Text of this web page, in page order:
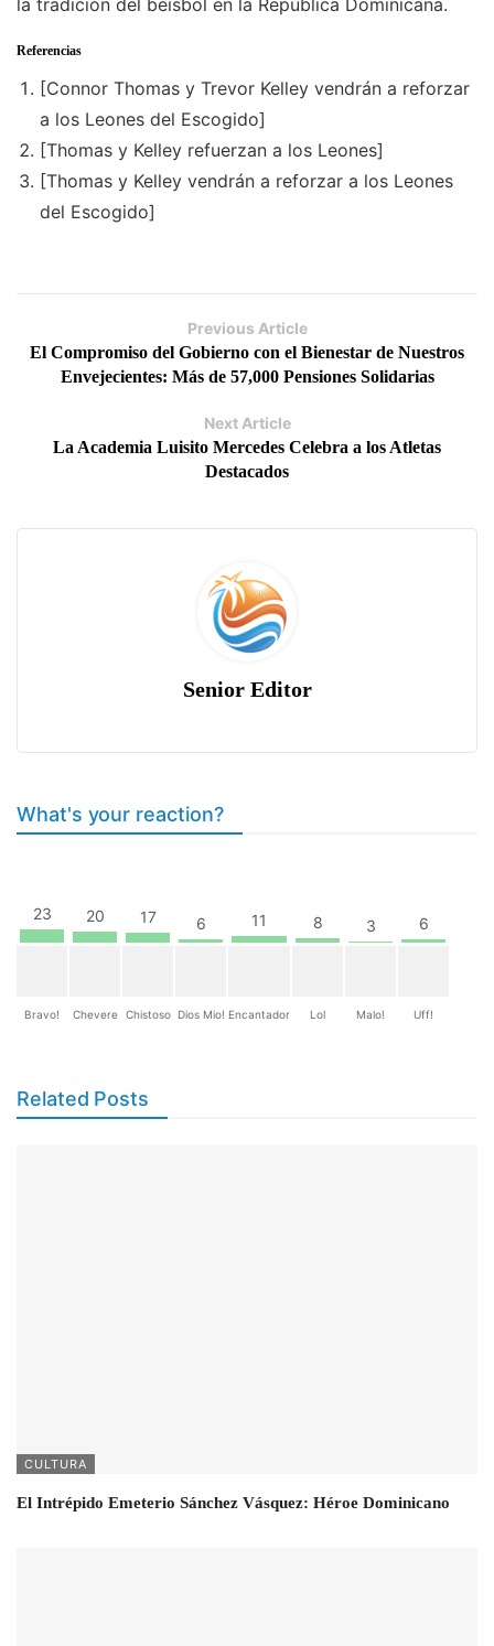
la tradición del béisbol en la República Dominicana.
Referencias
[Connor Thomas y Trevor Kelley vendrán a reforzar
a los Leones del Escogido]
[Thomas y Kelley refuerzan a los Leones]
[Thomas y Kelley vendrán a reforzar a los Leones
del Escogido]
Previous Article
El Compromiso del Gobierno con el Bienestar de Nuestros
Envejecientes: Más de 57,000 Pensiones Solidarias
Next Article
La Academia Luisito Mercedes Celebra a los Atletas
Destacados
Senior Editor
What's your reaction?
23
Bravo!
20
Chevere
17
Chistoso
6
Dios Mio!
11
Encantador
8
Lol
3
Malo!
6
Uff!
Related Posts
CULTURA
El Intrépido Emeterio Sánchez Vásquez: Héroe Dominicano